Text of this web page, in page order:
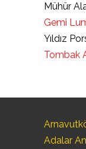
Mühür
Gemi
Yıldız
Tombak
Adalar